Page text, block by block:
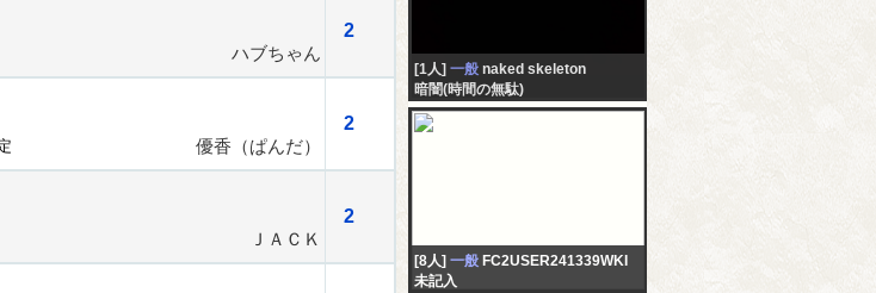
2
ハブちゃん
2
優香（ぱんだ）
2
ＪＡＣＫ
[1人] 一般 naked skeleton
暗闇(時間の無駄)
[8人] 一般 FC2USER241339WKI
未記入